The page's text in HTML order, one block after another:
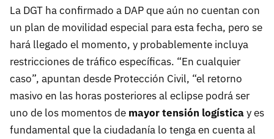
La DGT ha confirmado a DAP que aún no cuentan con
un plan de movilidad especial para esta fecha, pero se
hará llegado el momento, y probablemente incluya
restricciones de tráfico específicas. “En cualquier
caso”, apuntan desde Protección Civil, “el retorno
masivo en las horas posteriores al eclipse podrá ser
uno de los momentos de mayor tensión logísticay es
fundamental que la ciudadanía lo tenga en cuenta al